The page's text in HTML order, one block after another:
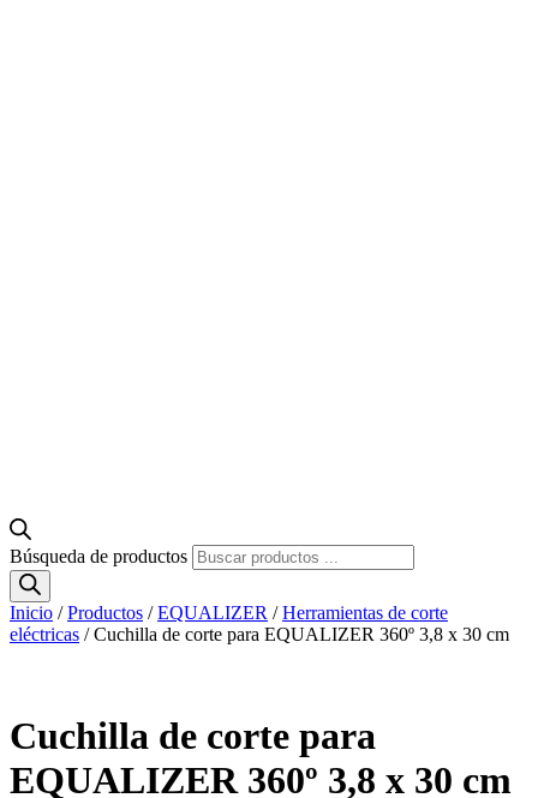
Búsqueda de productos
Inicio /Productos /EQUALIZER /Herramientas de corte
eléctricas / Cuchilla de corte para EQUALIZER 360º 3,8 x 30 cm
Cuchilla de corte para
EQUALIZER 360º 3,8 x 30 cm